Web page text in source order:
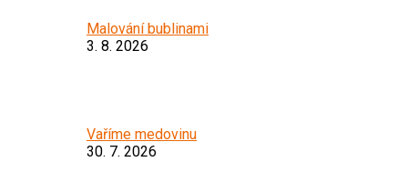
Malování bublinami
3. 8. 2026
Vaříme medovinu
30. 7. 2026